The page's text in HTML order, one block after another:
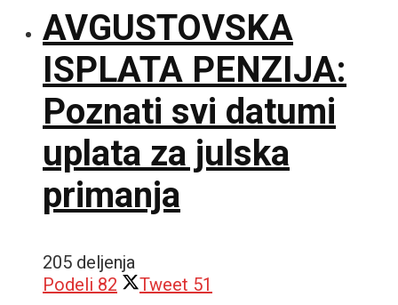
AVGUSTOVSKA
ISPLATA PENZIJA:
Poznati svi datumi
uplata za julska
primanja
205 deljenja
Podeli 82 Tweet 51